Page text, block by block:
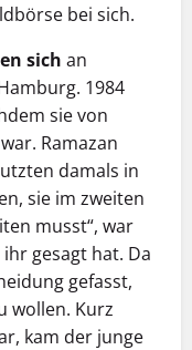
bei sich.
sich an
1984
sie von
Ramazan
damals in
sie im zweiten
musst“, war
gesagt hat. Da
gefasst,
wollen. Kurz
kam der junge